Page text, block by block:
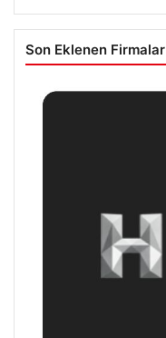
Son Eklenen Firmalar